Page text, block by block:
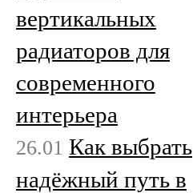
вертикальных
радиаторов для
современного
интерьера
26.01 Как выбрать
надёжный путь в